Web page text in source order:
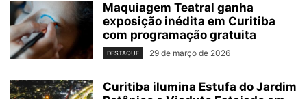
Maquiagem Teatral ganha
exposição inédita em Curitiba
com programação gratuita
DESTAQUE 29 de março de 2026
Curitiba ilumina Estufa do Jardim